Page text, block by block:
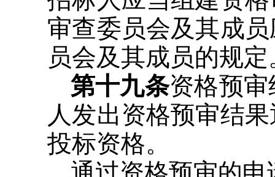
审查委员会及其成
员会及其成员的规定
第十九条资格预
人发出资格预审结
投标资格。